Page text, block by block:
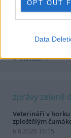
OPT OUT
Data
Existuje dotace
Jak na zateplení
Diskuse: 1
zprávy zelené
Veterináři v
zploštělým
6.8.2026 15:15